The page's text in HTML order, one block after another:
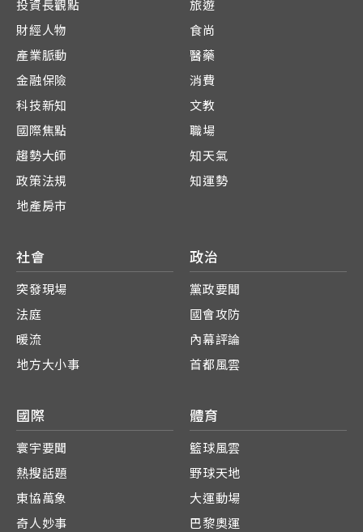
投資長觀點
財經人物
產業脈動
金融保險
科技新知
國際焦點
趨勢大師
政策法規
地產房市
旅遊
食尚
醫藥
消費
文教
職場
知天氣
知運勢
社會
突發現場
法庭
暖流
地方大小事
政治
黨政要聞
國會攻防
內幕評論
首都風雲
國際
寰宇要聞
熱搜話題
東協萬象
奇人妙事
體育
籃球風雲
野球天地
大運動場
巴黎奧運